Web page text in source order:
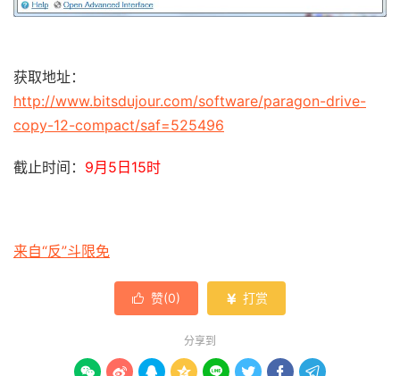
获取地址：
http://www.bitsdujour.com/software/paragon-drive-
copy-12-compact/saf=525496
截止时间： 9月5日15时
来自“反”斗限免
 赞(0)  打赏
分享到
       